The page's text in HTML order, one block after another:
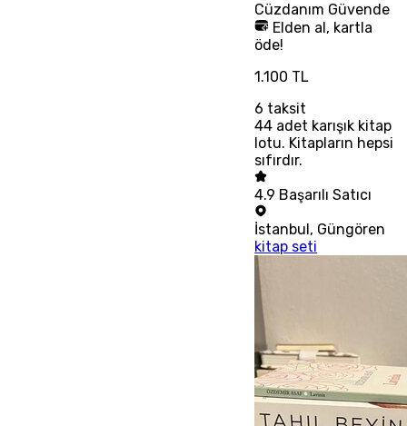
Cüzdanım Güvende
Elden al, kartla
öde!
1.100 TL
6 taksit
44 adet karışık kitap
lotu. Kitapların hepsi
sıfırdır.
4.9 Başarılı Satıcı
İstanbul , Güngören
kitap seti